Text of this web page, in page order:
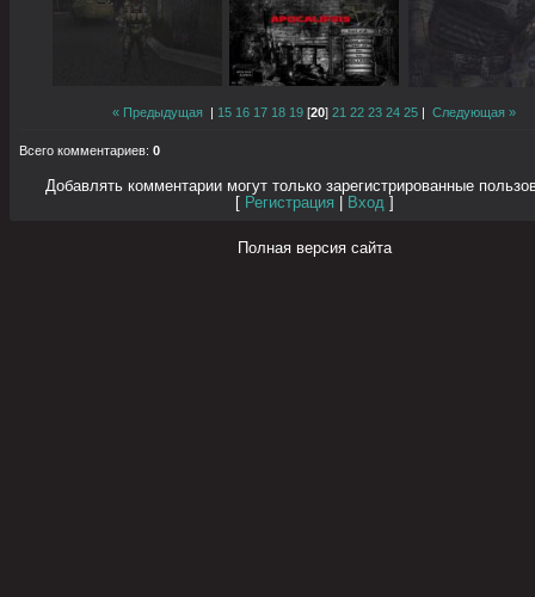
« Предыдущая | 15 16 17 18 19 [20]21 22 23 24 25 |Следующая »
Всего комментариев: 0
Добавлять комментарии могут только зарегистрированные
Регистрация Вход
Полная версия сайта